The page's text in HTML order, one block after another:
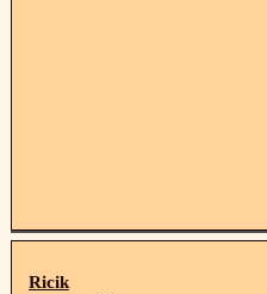
Ricik